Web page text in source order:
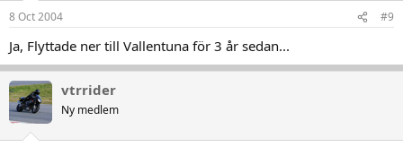
8 Oct 2004 #9
Ja, Flyttade ner till Vallentuna för 3 år sedan...
vtrrider
Ny medlem